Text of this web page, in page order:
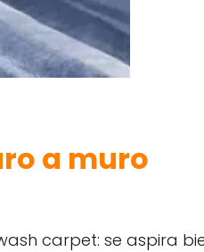
a muro
carpet: se aspira